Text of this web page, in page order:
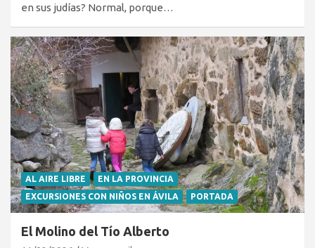
en sus judías? Normal, porque…
AL AIRE LIBRE
EN LA PROVINCIA
EXCURSIONES CON NIÑOS EN ÁVILA
PORTADA
El Molino del Tío Alberto